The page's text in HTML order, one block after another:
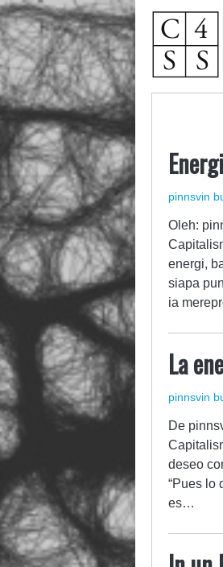
pinnsvin
Oleh:
energi,
siapa
ia
La
pinnsvin
De
deseo
“Pues lo
es…